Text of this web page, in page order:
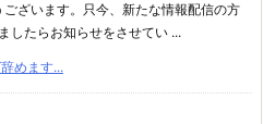
ざいます。只今、新たな情報配信の方
したらお知らせをさせてい ...
めます...